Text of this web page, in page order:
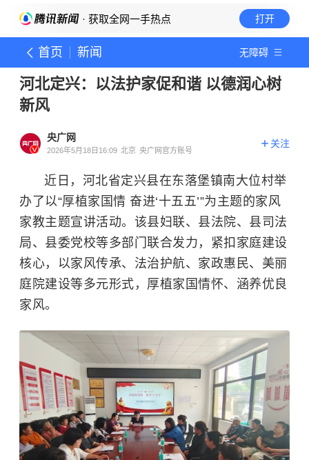
· 获取全网一手热点 打开
首页 新闻 无障碍
河北定兴：以法护家促和谐 以德润心树
新风
央广网
2026年5月18日16:09 北京 央广网官方账号
关注
近日，河北省定兴县在东落堡镇南大位村举
办了以“厚植家国情 奋进‘十五五’”为主题的家风
家教主题宣讲活动。该县妇联、县法院、县司法
局、县委党校等多部门联合发力，紧扣家庭建设
核心，以家风传承、法治护航、家政惠民、美丽
庭院建设等多元形式，厚植家国情怀、涵养优良
家风。